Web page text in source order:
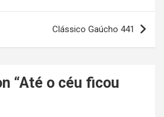
Clássico Gaúcho 441
“Até o céu ficou